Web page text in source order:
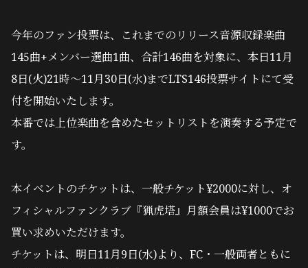
今年のファン投票は、これまでのリリース音源収録楽曲
145曲+メンバー選曲1曲、合計146曲を対象に、本日11月
8日(火)21時〜11月30日(水)までLTS146投票サイトにて受
付を開始いたします。
本番では上位楽曲を含めたセットリストを演奏する予定で
す。
本イベントのチケットは、一般チケット¥2000に対し、オ
フィシャルファンクラブ『猟虎塔』月額会員は¥1000でお
買い求めいただけます。
チケットは、明日11月9日(水)より、FC・一般両者ともに